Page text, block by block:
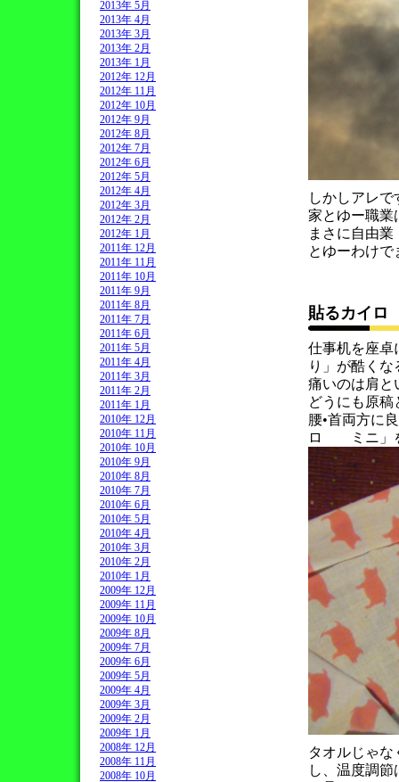
2013年 5月
2013年 4月
2013年 3月
2013年 2月
2013年 1月
2012年 12月
2012年 11月
2012年 10月
2012年 9月
2012年 8月
2012年 7月
2012年 6月
2012年 5月
2012年 4月
2012年 3月
2012年 2月
2012年 1月
2011年 12月
2011年 11月
2011年 10月
2011年 9月
2011年 8月
2011年 7月
2011年 6月
2011年 5月
2011年 4月
2011年 3月
2011年 2月
2011年 1月
2010年 12月
2010年 11月
2010年 10月
2010年 9月
2010年 8月
2010年 7月
2010年 6月
2010年 5月
2010年 4月
2010年 3月
2010年 2月
2010年 1月
2009年 12月
2009年 11月
2009年 10月
2009年 8月
2009年 7月
2009年 6月
2009年 5月
2009年 4月
2009年 3月
2009年 2月
2009年 1月
2008年 12月
2008年 11月
2008年 10月
しかしアレ
家とゆー職業
まさに自由業
とゆーわけで
貼るカイ
仕事机を座卓
り」が酷くな
痛いのは肩と
どうにも原
腰•首両方に
ロ ミニ」を
タオルじゃ
し、温度調